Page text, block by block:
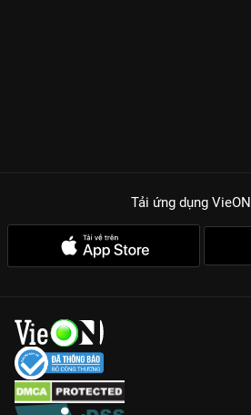
Tải ứng dụng VieON